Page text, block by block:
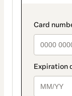
method